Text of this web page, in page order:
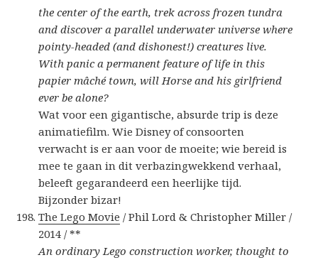
the center of the earth, trek across frozen tundra
and discover a parallel underwater universe where
pointy-headed (and dishonest!) creatures live.
With panic a permanent feature of life in this
papier mâché town, will Horse and his girlfriend
ever be alone?
Wat voor een gigantische, absurde trip is deze
animatiefilm. Wie Disney of consoorten
verwacht is er aan voor de moeite; wie bereid is
mee te gaan in dit verbazingwekkend verhaal,
beleeft gegarandeerd een heerlijke tijd.
Bijzonder bizar!
The Lego Movie / Phil Lord & Christopher Miller /
2014 / **
An ordinary Lego construction worker, thought to